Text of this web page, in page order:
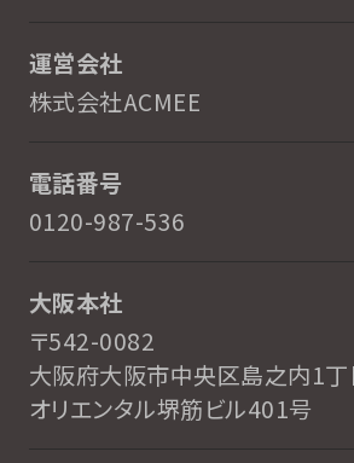
運営会社
株式会社ACMEE
電話番号
0120-987-536
大阪本社
〒542-0082
大阪府大阪市中央区島之内1
オリエンタル堺筋ビル401号